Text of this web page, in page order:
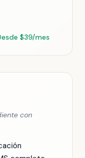
$39/mes
con